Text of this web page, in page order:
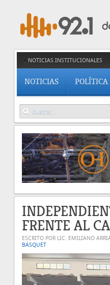
NOTICIAS INSTITUCIONALES
NOTICIAS POLÍTICA
FRENTE AL
ESCRITO POR LIC. EMILIANO
BÁSQUET